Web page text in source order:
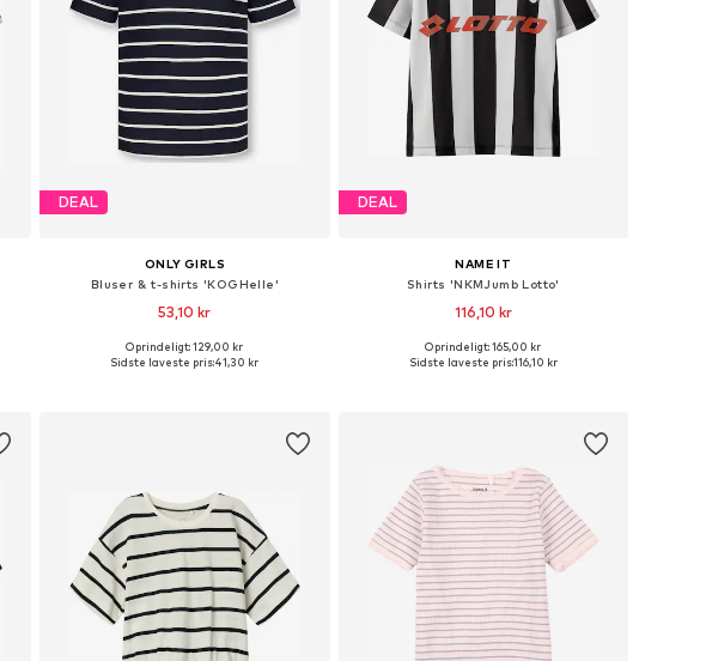
DEAL
ONLY GIRLS
Bluser & t-shirts 'KOGHelle'
53,10 kr
Oprindeligt: 129,00 kr
Sidste laveste pris:41,30 kr
DEAL
NAME IT
Shirts 'NKMJumb Lotto'
116,10 kr
Fås i mange størrelser
Oprindeligt: 165,00 kr
Sidste laveste pris:116,10 kr